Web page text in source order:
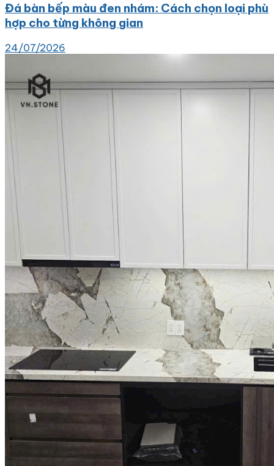
Đá bàn bếp màu đen nhám: Cách chọn loại phù
hợp cho từng không gian
24/07/2026